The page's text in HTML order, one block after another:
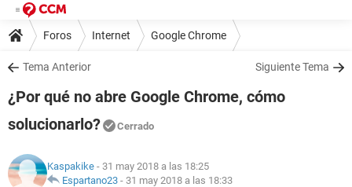
Foros Internet Google Chrome
Tema Anterior Siguiente Tema
¿Por qué no abre Google Chrome, cómo
solucionarlo?
Cerrado
Kaspakike - 31 may 2018 a las 18:25
Espartano23 - 31 may 2018 a las 18:33